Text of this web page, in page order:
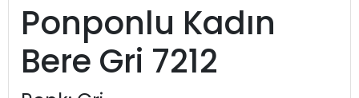
Ponponlu Kadın
Bere Gri 7212